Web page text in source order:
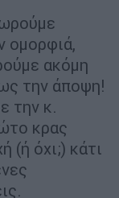
ομορφιά,
ακόμη
την άποψη!
την κ.
κρας
(ή όχι;) κάτι